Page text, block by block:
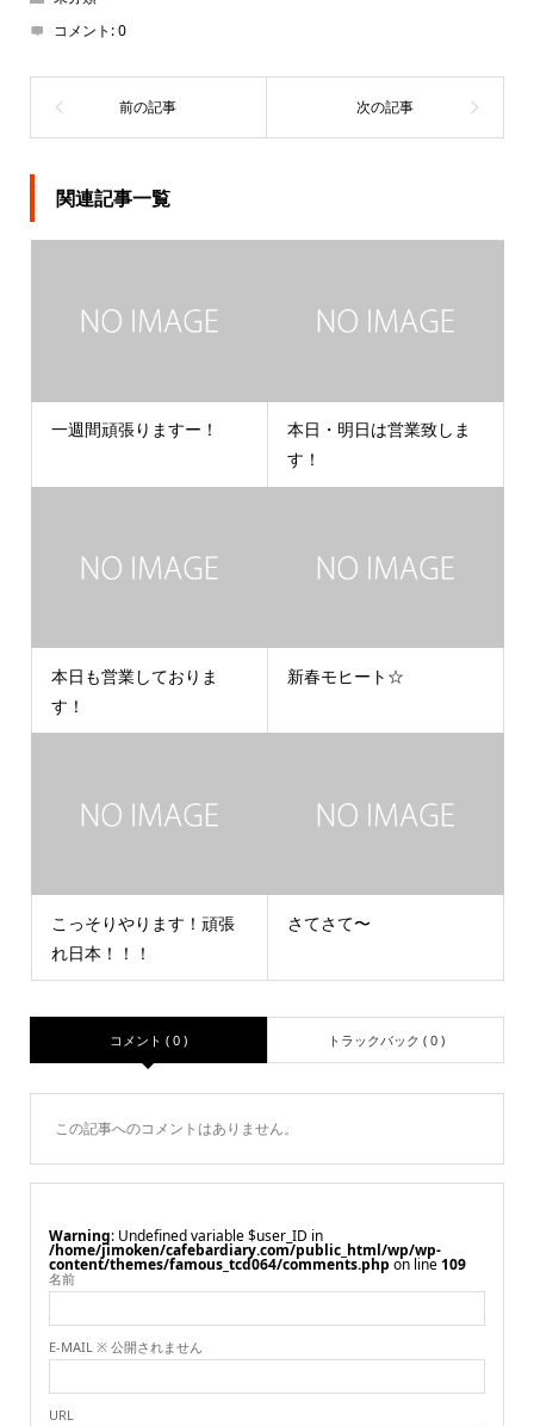
コメント:0
関連記事一覧
一週間頑張りますー！
本日・明日は営業致しま
す！
本日も営業しておりま
す！
新春モヒート☆
こっそりやります！頑張
れ日本！！！
さてさて〜
コメント ( 0 ) トラックバック ( 0 )
この記事へのコメントはありません。
Warning : Undefined variable $user_ID in
/home/jimoken/cafebardiary.com/public_html/wp/wp-
content/themes/famous_tcd064/comments.php on line109
名前
E-MAIL ※ 公開されません
URL